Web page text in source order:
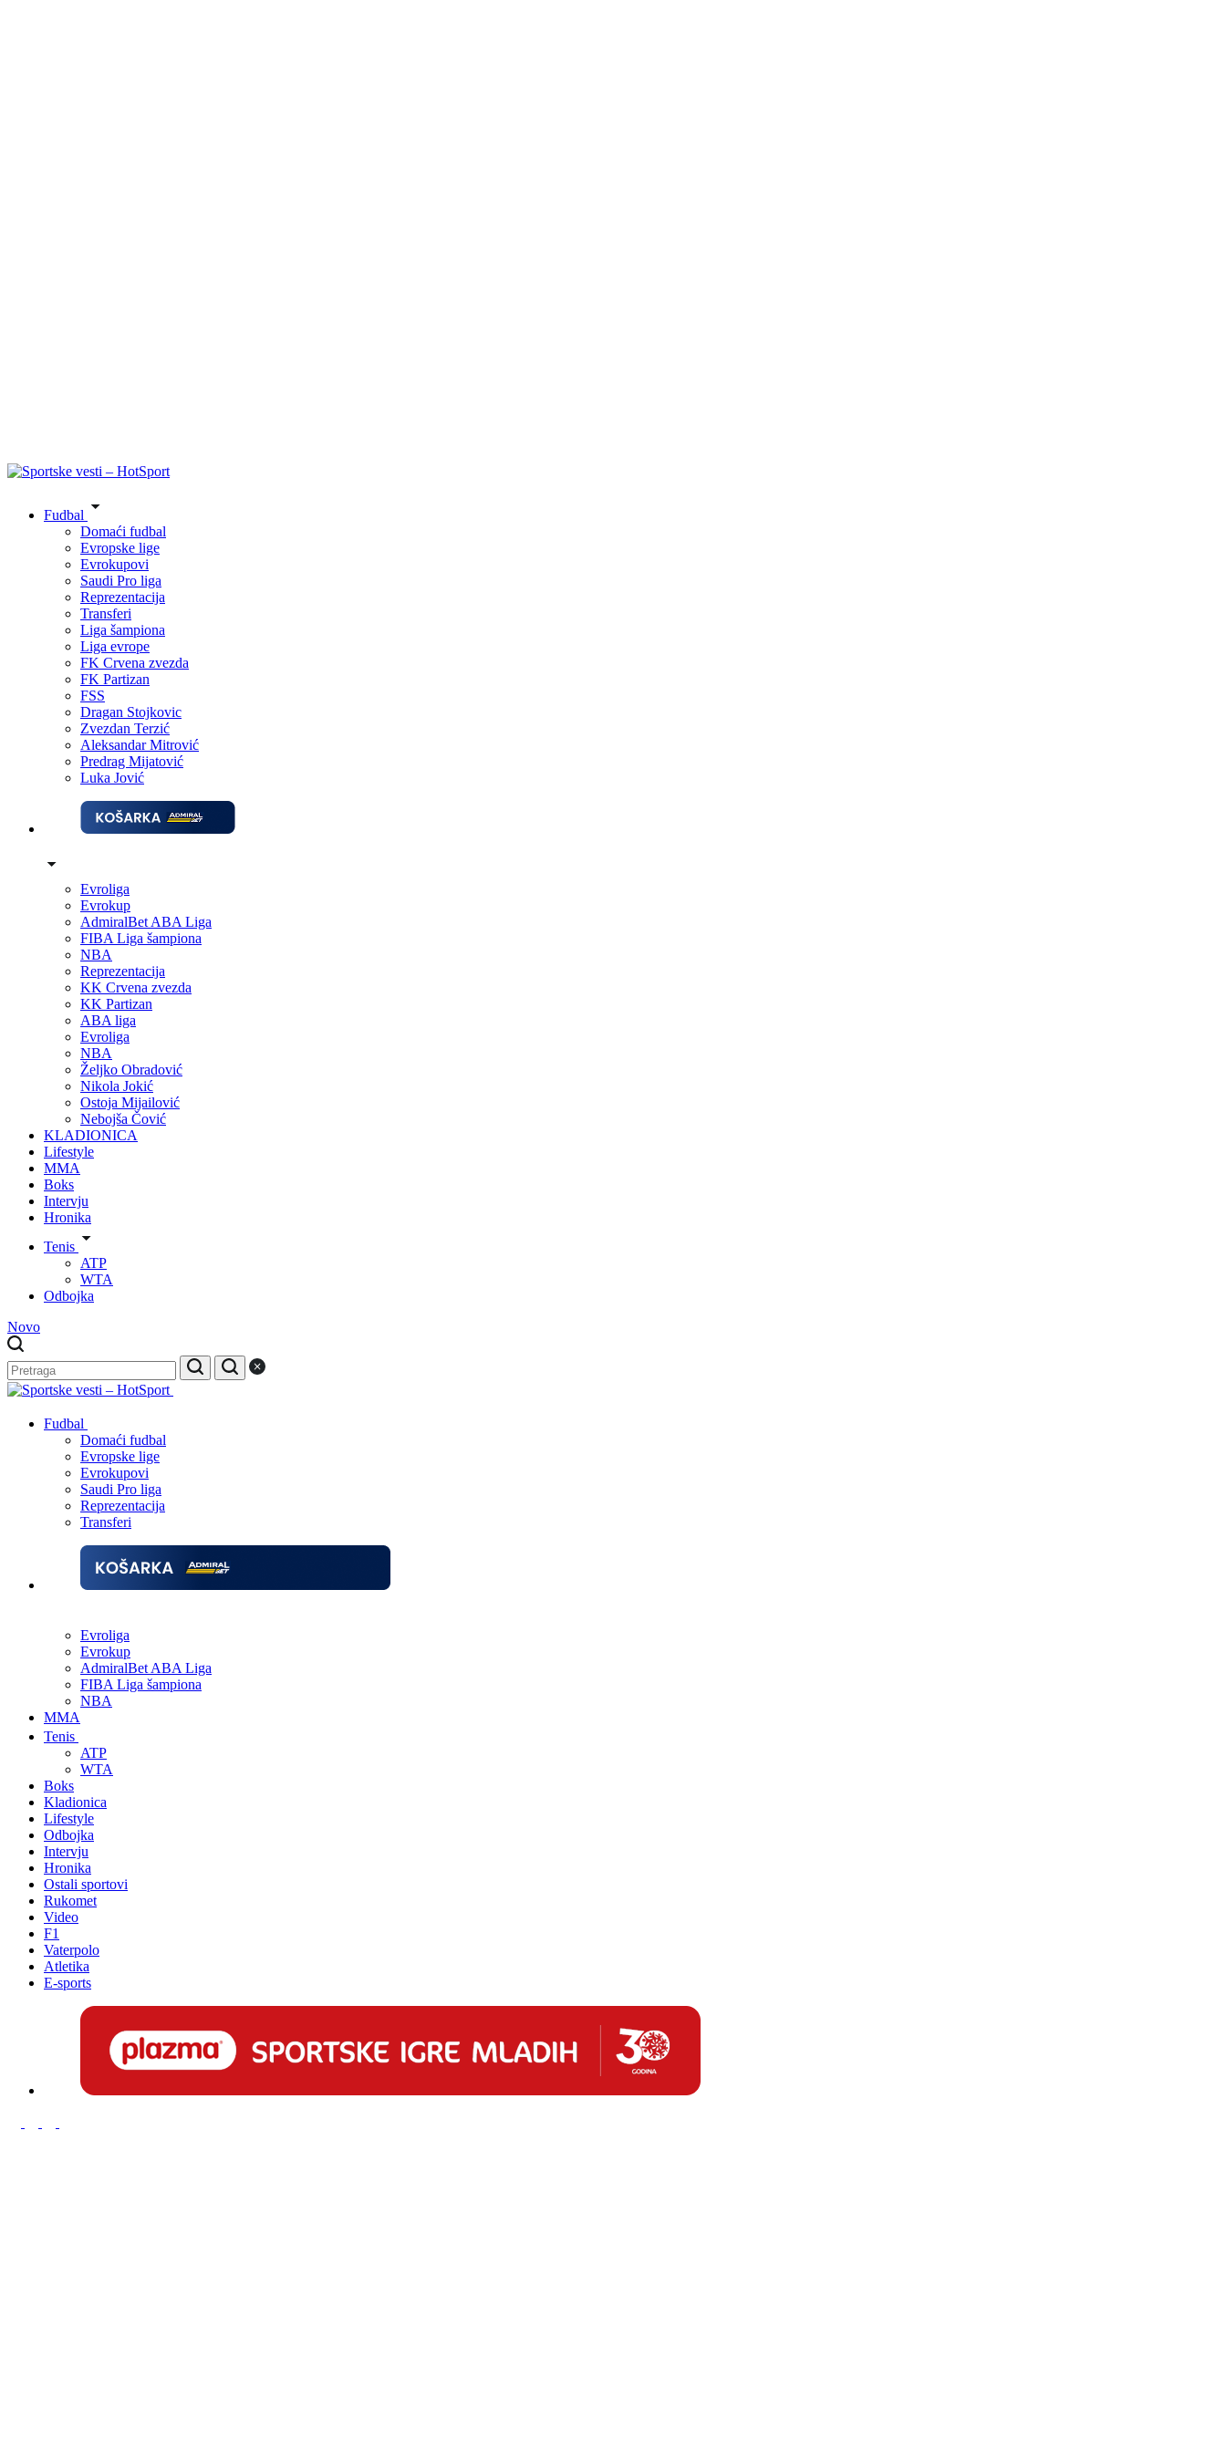
Fudbal
Domaći fudbal
Evropske lige
Evrokupovi
Saudi Pro liga
Reprezentacija
Transferi
Liga šampiona
Liga evrope
FK Crvena zvezda
FK Partizan
FSS
Dragan Stojkovic
Zvezdan Terzić
Aleksandar Mitrović
Predrag Mijatović
Luka Jović
Evroliga
Evrokup
AdmiralBet ABA Liga
FIBA Liga šampiona
NBA
Reprezentacija
KK Crvena zvezda
KK Partizan
ABA liga
Evroliga
NBA
Željko Obradović
Nikola Jokić
Ostoja Mijailović
Nebojša Čović
KLADIONICA
Lifestyle
MMA
Boks
Intervju
Hronika
Tenis
ATP
WTA
Odbojka
Novo
Fudbal
Domaći fudbal
Evropske lige
Evrokupovi
Saudi Pro liga
Reprezentacija
Transferi
Evroliga
Evrokup
AdmiralBet ABA Liga
FIBA Liga šampiona
NBA
MMA
Tenis
ATP
WTA
Boks
Kladionica
Lifestyle
Odbojka
Intervju
Hronika
Ostali sportovi
Rukomet
Video
F1
Vaterpolo
Atletika
E-sports